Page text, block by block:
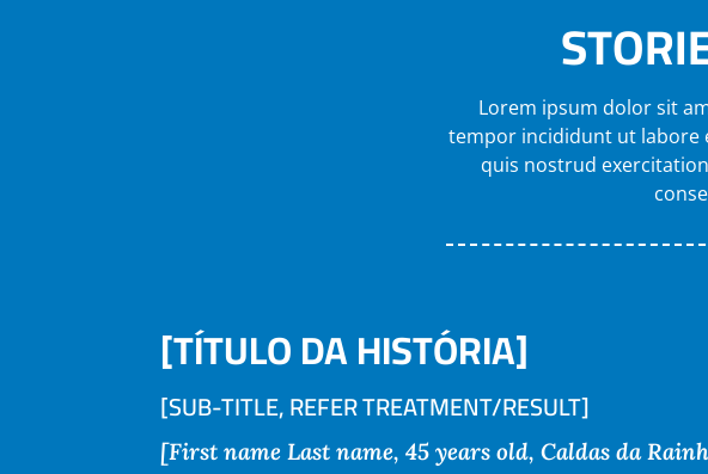
Lorem ipsum dolor sit
tempor incididunt ut labore
quis nostrud
[TÍTULO DA HISTÓRIA]
[SUB-TITLE, REFER TREATMENT/RESULT]
[First name Last name, 45 years old, Caldas da